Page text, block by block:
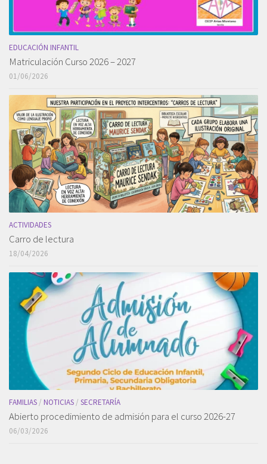
EDUCACIÓN INFANTIL
Matriculación Curso 2026 – 2027
01/06/2026
ACTIVIDADES
Carro de lectura
18/04/2026
FAMILIAS / NOTICIAS / SECRETARÍA
Abierto procedimiento de admisión para el curso 2026-27
06/03/2026